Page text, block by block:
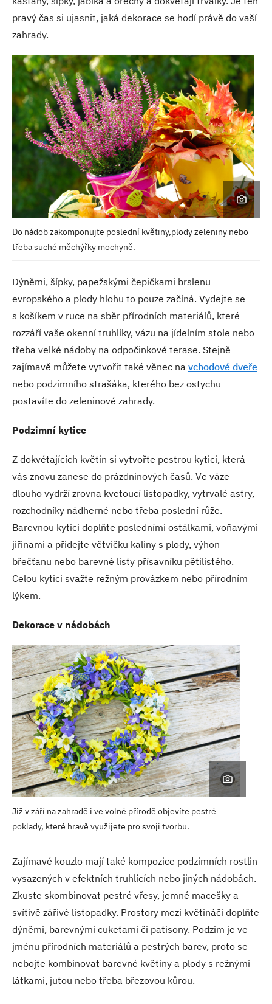
pravý čas si ujasnit, jaká dekorace se hodí právě do vaší
zahrady.
Do nádob zakomponujte poslední květiny,plody zeleniny nebo
třeba suché měchýřky mochyně.
Dýněmi, šípky, papežskými čepičkami brslenu
evropského a plody hlohu to pouze začíná. Vydejte se
s košíkem v ruce na sběr přírodních materiálů, které
rozzáří vaše okenní truhlíky, vázu na jídelním stole nebo
třeba velké nádoby na odpočinkové terase. Stejně
zajímavě můžete vytvořit také věnec na vchodové dveře
nebo podzimního strašáka, kterého bez ostychu
postavíte do zeleninové zahrady.
Podzimní kytice
Z dokvétajících květin si vytvořte pestrou kytici, která
vás znovu zanese do prázdninových časů. Ve váze
dlouho vydrží zrovna kvetoucí listopadky, vytrvalé astry,
rozchodníky nádherné nebo třeba poslední růže.
Barevnou kytici doplňte posledními ostálkami, voňavými
jiřinami a přidejte větvičku kaliny s plody, výhon
břečťanu nebo barevné listy přísavníku pětilistého.
Celou kytici svažte režným provázkem nebo přírodním
lýkem.
Dekorace v nádobách
Již v září na zahradě i ve volné přírodě objevíte pestré
poklady, které hravě využijete pro svoji tvorbu.
Zajímavé kouzlo mají také kompozice podzimních rostlin
vysazených v efektních truhlících nebo jiných nádobách.
Zkuste skombinovat pestré vřesy, jemné macešky a
svítivě zářivé listopadky. Prostory mezi květináči doplňte
dýněmi, barevnými cuketami či patisony. Podzim je ve
jménu přírodních materiálů a pestrých barev, proto se
nebojte kombinovat barevné květiny a plody s režnými
látkami, jutou nebo třeba březovou kůrou.